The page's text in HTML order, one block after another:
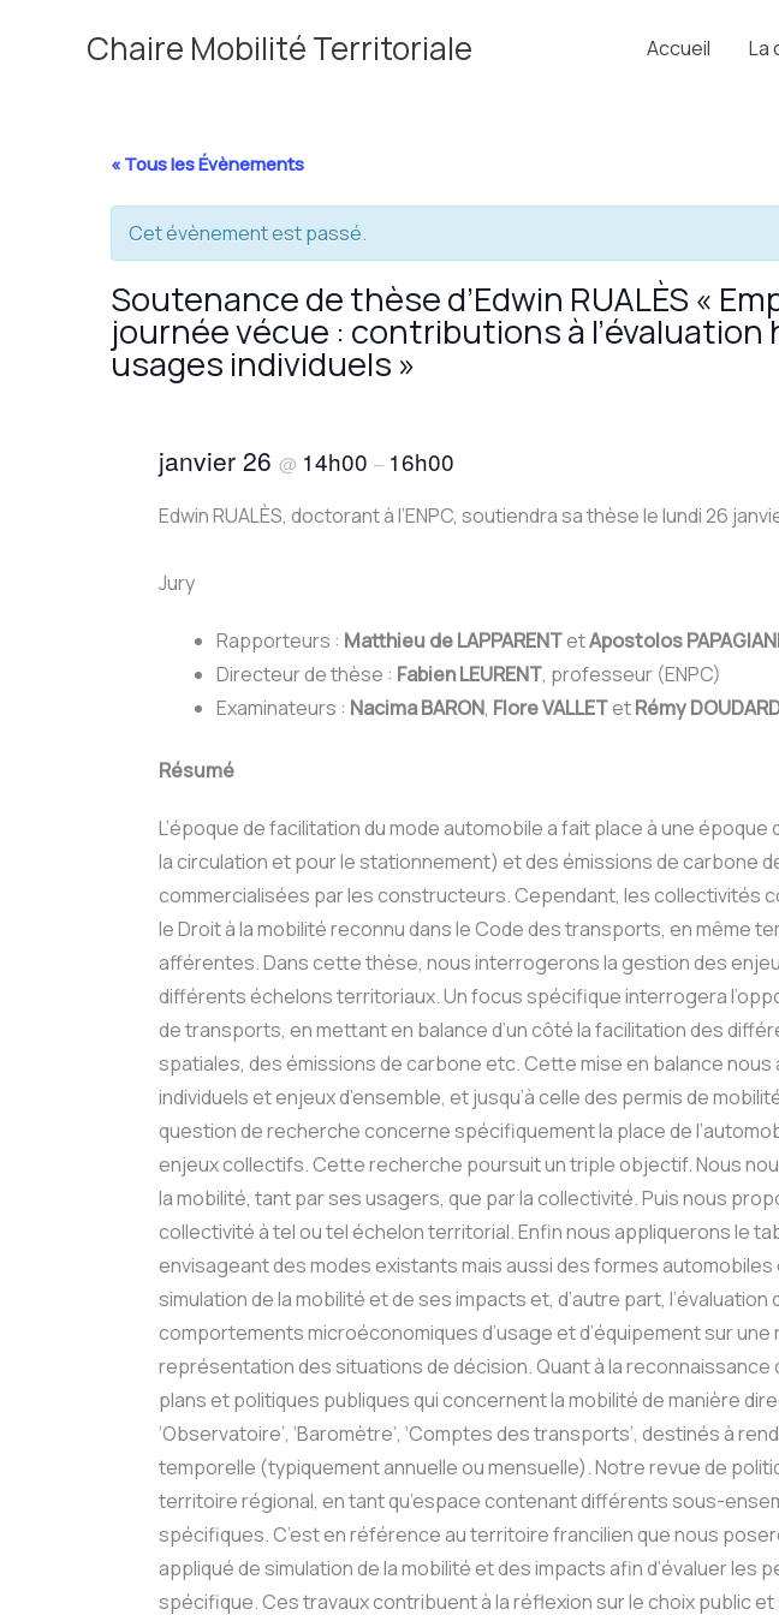
Chaire Mobilité Territoriale Accueil La
« Tous les Évènements
Cet évènement est passé.
Soutenance de thèse d’Edwin RUALÈS «
journée vécue : contributions à
usages individuels »
janvier 26 @ 14h00 – 16h00
Edwin RUALÈS, doctorant à l’ENPC, soutiendra sa thèse le lundi 26
Jury
Rapporteurs : Matthieu de LAPPARENTetApostolos
Directeur de thèse : Fabien LEURENT, professeur (ENPC)
Examinateurs : Nacima BARON, Flore VALLETetRémy
Résumé
L’époque de facilitation du mode automobile a fait place à une
la circulation et pour le stationnement) et des émissions de carbone
commercialisées par les constructeurs. Cependant, les collectivités
le Droit à la mobilité reconnu dans le Code des transports, en
afférentes. Dans cette thèse, nous interrogerons la gestion des
différents échelons territoriaux. Un focus spécifique interrogera
de transports, en mettant en balance d’un côté la facilitation des
spatiales, des émissions de carbone etc. Cette mise en balance
individuels et enjeux d’ensemble, et jusqu’à celle des permis de
question de recherche concerne spécifiquement la place de
enjeux collectifs. Cette recherche poursuit un triple objectif. Nous
la mobilité, tant par ses usagers, que par la collectivité. Puis nous
collectivité à tel ou tel échelon territorial. Enfin nous appliquerons le
envisageant des modes existants mais aussi des formes
simulation de la mobilité et de ses impacts et, d’autre part,
comportements microéconomiques d’usage et d’équipement sur
représentation des situations de décision. Quant à la
plans et politiques publiques qui concernent la mobilité de manière
‘Observatoire’, ‘Baromètre’, ‘Comptes des transports’, destinés à
temporelle (typiquement annuelle ou mensuelle). Notre revue de
territoire régional, en tant qu’espace contenant différents sous-
spécifiques. C’est en référence au territoire francilien que nous
appliqué de simulation de la mobilité et des impacts afin d’évaluer
spécifique. Ces travaux contribuent à la réflexion sur le choix public